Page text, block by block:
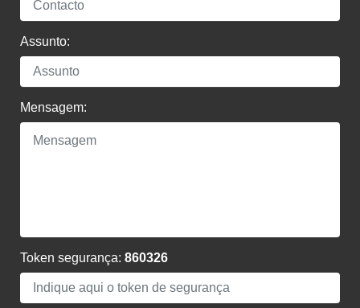
Assunto:
Mensagem:
Token segurança: 860326